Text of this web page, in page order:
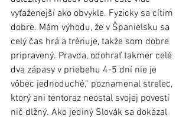
vyťaženejší ako obvykle. Fyzicky sa cítim
dobre. Mám výhodu, že v Španielsku sa
celý čas hrá a trénuje, takže som dobre
pripravený. Pravda, odohrať takmer celé
dva zápasy v priebehu 4-5 dní nie je
vôbec jednoduché,“ poznamenal strelec,
ktorý ani tentoraz neostal svojej povesti
nič dlžný. Ako jediný Slovák sa dokázal